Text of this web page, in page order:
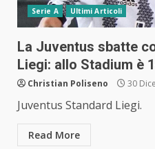
Serie A Ultimi Articoli
La Juventus sbatte
Liegi: allo Stadium è
Christian Poliseno 30
Juventus Standard Liegi.
Read More